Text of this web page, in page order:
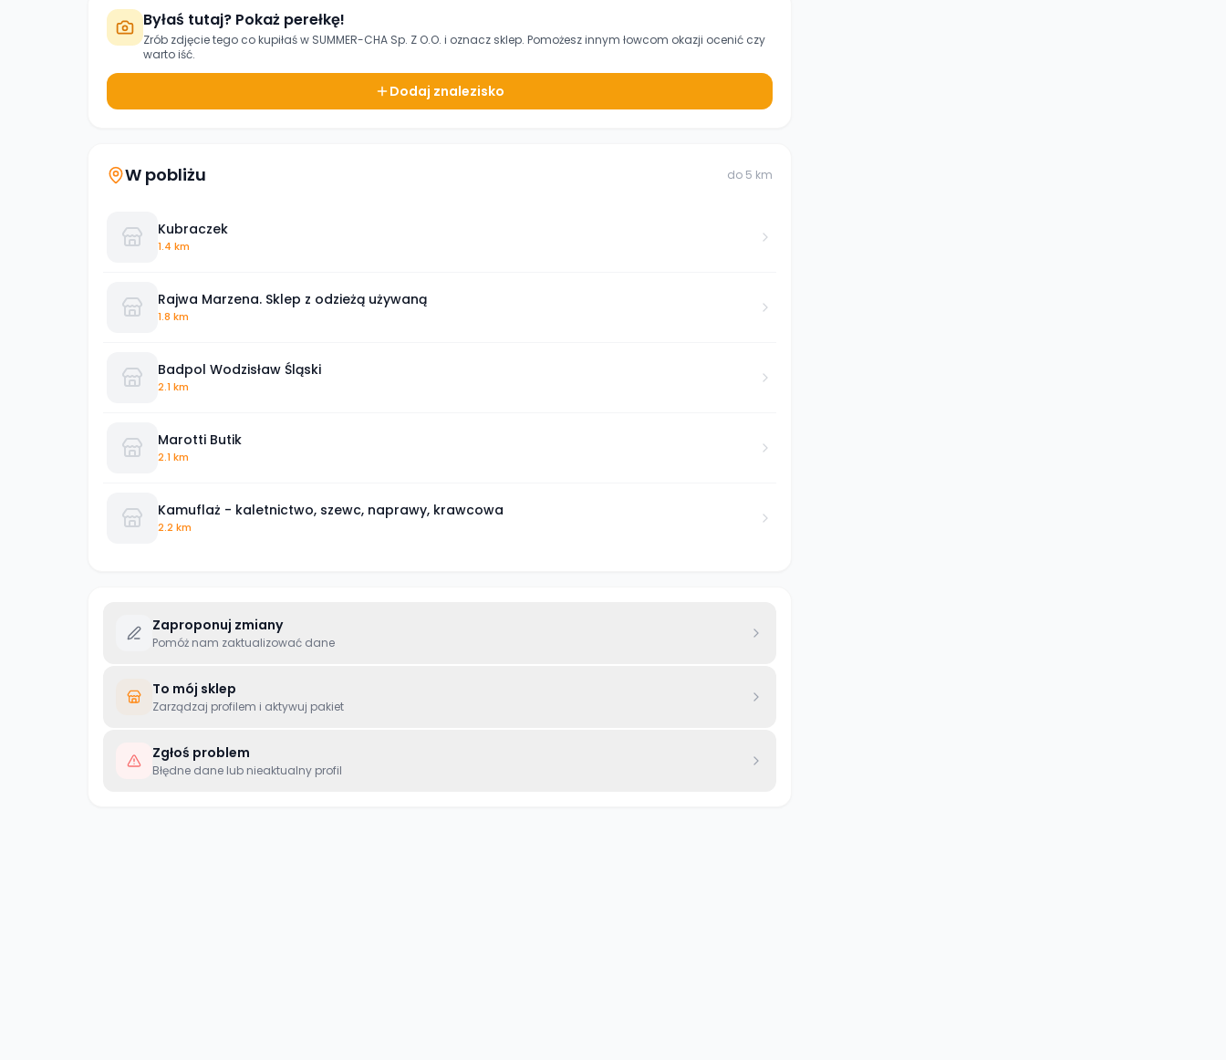
Byłaś tutaj? Pokaż perełkę!
Zrób zdjęcie tego co kupiłaś w SUMMER-CHA Sp. Z O.O. i oznacz sklep. Pomożesz innym łowcom okazji ocenić czy
warto iść.
Dodaj znalezisko
W pobliżu do 5 km
Kubraczek
1.4 km
Rajwa Marzena. Sklep z odzieżą używaną
1.8 km
Badpol Wodzisław Śląski
2.1 km
Marotti Butik
2.1 km
Kamuflaż - kaletnictwo, szewc, naprawy, krawcowa
2.2 km
Zaproponuj zmiany
Pomóż nam zaktualizować dane
To mój sklep
Zarządzaj profilem i aktywuj pakiet
Zgłoś problem
Błędne dane lub nieaktualny profil